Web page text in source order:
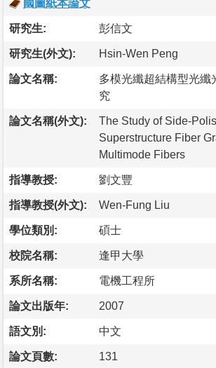
國圖紙本論文
研究生: 彭信文
研究生(外文): Hsin-Wen Peng
論文名稱:
多模光纖超結構型光纖
究
論文名稱(外文):
The Study of Side-
Superstructure Fiber
Multimode Fibers
指導教授: 劉文豐
指導教授(外文): Wen-Fung Liu
學位類別: 碩士
校院名稱: 逢甲大學
系所名稱: 電機工程所
論文出版年: 2007
語文別: 中文
論文頁數: 131